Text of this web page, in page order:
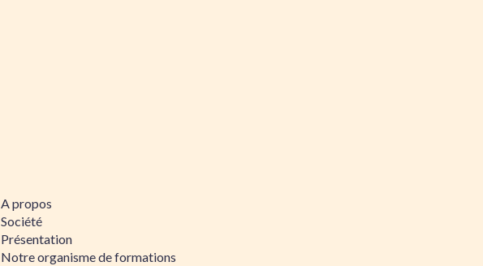
A propos
Société
Présentation
Notre organisme de formations